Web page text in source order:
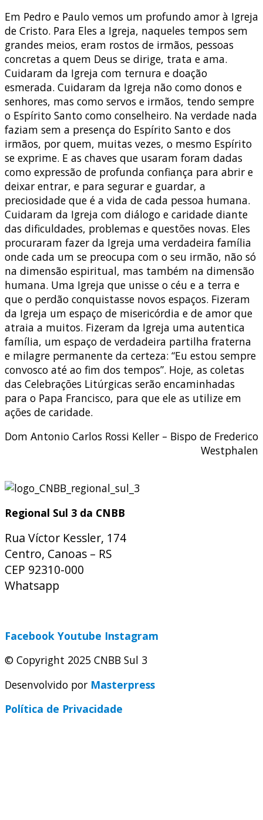
Em Pedro e Paulo vemos um profundo amor à Igreja
de Cristo. Para Eles a Igreja, naqueles tempos sem
grandes meios, eram rostos de irmãos, pessoas
concretas a quem Deus se dirige, trata e ama.
Cuidaram da Igreja com ternura e doação
esmerada. Cuidaram da Igreja não como donos e
senhores, mas como servos e irmãos, tendo sempre
o Espírito Santo como conselheiro. Na verdade nada
faziam sem a presença do Espírito Santo e dos
irmãos, por quem, muitas vezes, o mesmo Espírito
se exprime. E as chaves que usaram foram dadas
como expressão de profunda confiança para abrir e
deixar entrar, e para segurar e guardar, a
preciosidade que é a vida de cada pessoa humana.
Cuidaram da Igreja com diálogo e caridade diante
das dificuldades, problemas e questões novas. Eles
procuraram fazer da Igreja uma verdadeira família
onde cada um se preocupa com o seu irmão, não só
na dimensão espiritual, mas também na dimensão
humana. Uma Igreja que unisse o céu e a terra e
que o perdão conquistasse novos espaços. Fizeram
da Igreja um espaço de misericórdia e de amor que
atraia a muitos. Fizeram da Igreja uma autentica
família, um espaço de verdadeira partilha fraterna
e milagre permanente da certeza: “Eu estou sempre
convosco até ao fim dos tempos”. Hoje, as coletas
das Celebrações Litúrgicas serão encaminhadas
para o Papa Francisco, para que ele as utilize em
ações de caridade.
Dom Antonio Carlos Rossi Keller – Bispo de Frederico
Westphalen
Regional Sul 3 da CNBB
Rua Víctor Kessler, 174
Centro, Canoas – RS
CEP 92310-000
Whatsapp
Facebook Youtube Instagram
© Copyright 2025 CNBB Sul 3
Desenvolvido por Masterpress
Política de Privacidade